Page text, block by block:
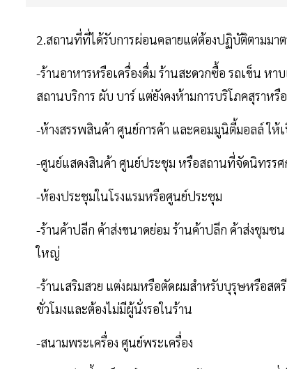
2.สถานที่ที่ได้รับการผ่อนคลายแต่ต้องปฏิบัติตามมาต
-ร้านอาหารหรือเครื่องดื่ม ร้านสะดวกซื้อ รถเข็น หา
สถานบริการ ผับ บาร์ แต่ยังคงห้ามการบริโภคสุราห
-ห้างสรรพสินค้า ศูนย์การค้า และคอมมูนิตี้มอลล์ ใ
-ศูนย์แสดงสินค้า ศูนย์ประชุม หรือสถานที่จัดนิทรรศ
-ห้องประชุมในโรงแรมหรือศูนย์ประชุม
-ร้านค้าปลีก ค้าส่งขนาดย่อม ร้านค้าปลีก ค้าส่งชุมช
ใหญ่
-ร้านเสริมสวย แต่งผมหรือตัดผมสําหรับบุรุษหรือสตรี
ชั่วโมงและต้องไม่มีผู้นั่งรอในร้าน
-สนามพระเครื่อง ศูนย์พระเครื่อง